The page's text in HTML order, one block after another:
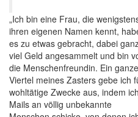
„Ich bin eine Frau, die
ihren eigenen Namen kennt,
es zu etwas gebracht, dabei
viel Geld angesammelt und bin
die Menschenfreundin. Ein
Viertel meines Zasters gebe ich
wohltätige Zwecke aus, indem ich
Mails an völlig unbekannte